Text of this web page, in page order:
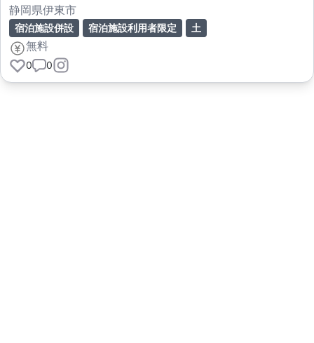
静岡県伊東市
宿泊施設併設 宿泊施設利用者限定 土
無料
0 0